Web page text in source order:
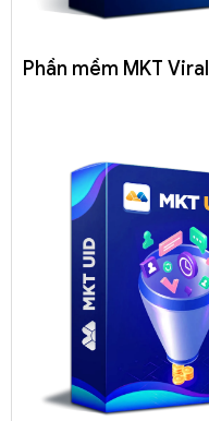
Phần mềm MKT Viral